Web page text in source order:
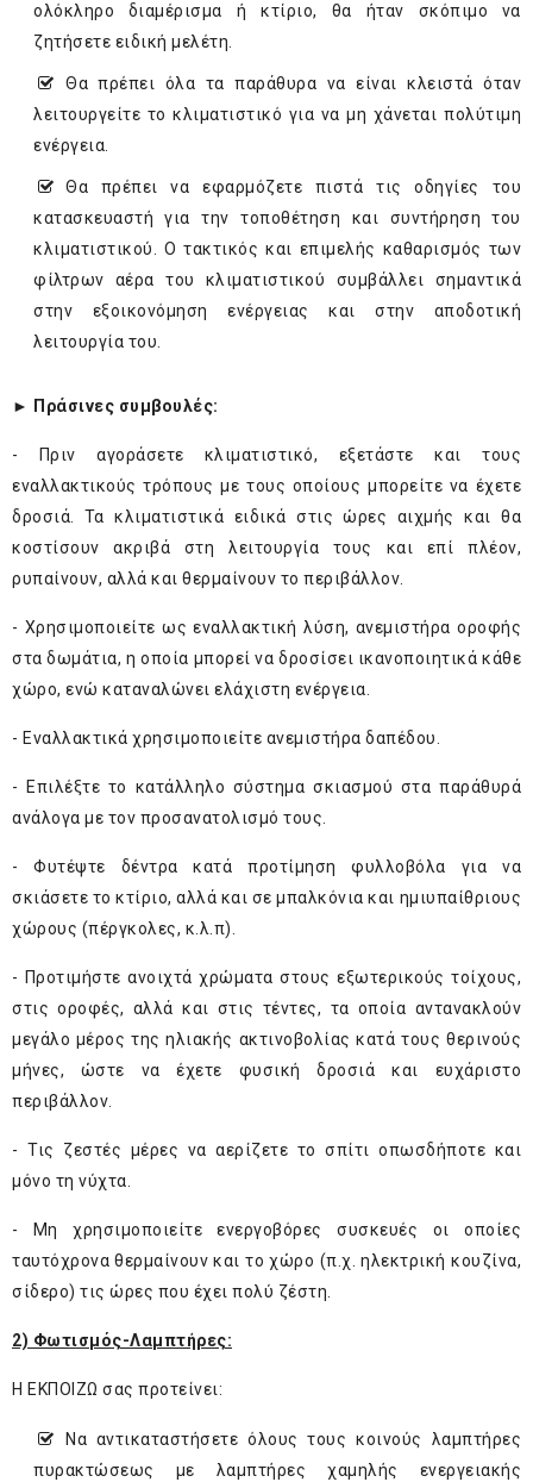
ολόκληρο διαμέρισμα ή κτίριο, θα ήταν σκόπιμο να
ζητήσετε ειδική μελέτη.
Θα πρέπει όλα τα παράθυρα να είναι κλειστά όταν
λειτουργείτε το κλιματιστικό για να μη χάνεται πολύτιμη
ενέργεια.
Θα πρέπει να εφαρμόζετε πιστά τις οδηγίες του
κατασκευαστή για την τοποθέτηση και συντήρηση του
κλιματιστικού. Ο τακτικός και επιμελής καθαρισμός των
φίλτρων αέρα του κλιματιστικού συμβάλλει σημαντικά
στην εξοικονόμηση ενέργειας και στην αποδοτική
λειτουργία του.
► Πράσινες συμβουλές:
- Πριν αγοράσετε κλιματιστικό, εξετάστε και τους
εναλλακτικούς τρόπους με τους οποίους μπορείτε να έχετε
δροσιά. Τα κλιματιστικά ειδικά στις ώρες αιχμής και θα
κοστίσουν ακριβά στη λειτουργία τους και επί πλέον,
ρυπαίνουν, αλλά και θερμαίνουν το περιβάλλον.
- Χρησιμοποιείτε ως εναλλακτική λύση, ανεμιστήρα οροφής
στα δωμάτια, η οποία μπορεί να δροσίσει ικανοποιητικά κάθε
χώρο, ενώ καταναλώνει ελάχιστη ενέργεια.
- Εναλλακτικά χρησιμοποιείτε ανεμιστήρα δαπέδου.
- Επιλέξτε το κατάλληλο σύστημα σκιασμού στα παράθυρά
ανάλογα με τον προσανατολισμό τους.
- Φυτέψτε δέντρα κατά προτίμηση φυλλοβόλα για να
σκιάσετε το κτίριο, αλλά και σε μπαλκόνια και ημιυπαίθριους
χώρους (πέργκολες, κ.λ.π).
- Προτιμήστε ανοιχτά χρώματα στους εξωτερικούς τοίχους,
στις οροφές, αλλά και στις τέντες, τα οποία αντανακλούν
μεγάλο μέρος της ηλιακής ακτινοβολίας κατά τους θερινούς
μήνες, ώστε να έχετε φυσική δροσιά και ευχάριστο
περιβάλλον.
- Τις ζεστές μέρες να αερίζετε το σπίτι οπωσδήποτε και
μόνο τη νύχτα.
- Μη χρησιμοποιείτε ενεργοβόρες συσκευές οι οποίες
ταυτόχρονα θερμαίνουν και το χώρο (π.χ. ηλεκτρική κουζίνα,
σίδερο) τις ώρες που έχει πολύ ζέστη.
2) Φωτισμός-Λαμπτήρες:
Η ΕΚΠΟΙΖΩ σας προτείνει:
Να αντικαταστήσετε όλους τους κοινούς λαμπτήρες
πυρακτώσεως με λαμπτήρες χαμηλής ενεργειακής